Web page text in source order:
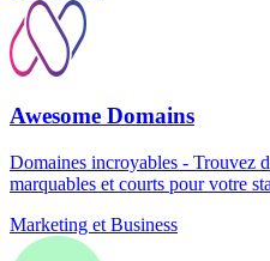
Awesome Domains
Domaines incroyables - Trouvez
marquables et courts pour votre
Marketing et Business